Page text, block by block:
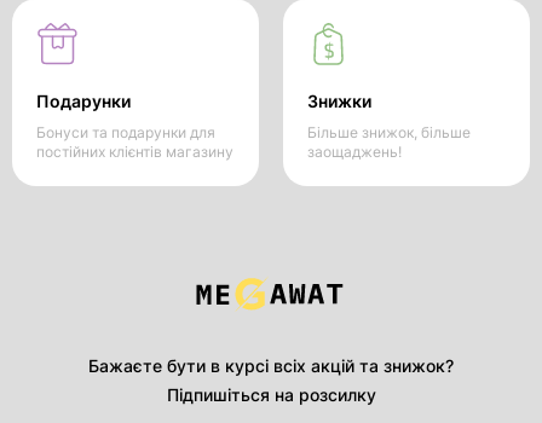
Подарунки
Бонуси та подарунки для
постійних клієнтів магазину
Знижки
Більше знижок, більше
заощаджень!
Бажаєте бути в курсі всіх акцій та знижок?
Підпишіться на розсилку